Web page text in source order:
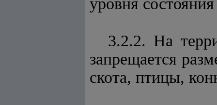
уровня
3.2.2. На
запрещается
скота, птицы,